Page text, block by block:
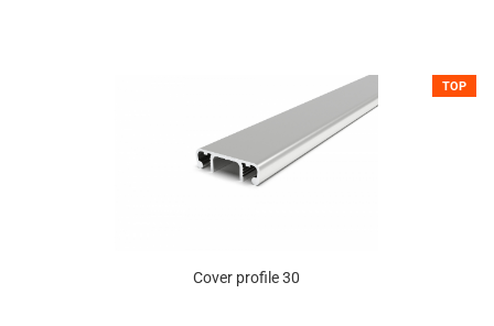
TOP
Cover profile 30